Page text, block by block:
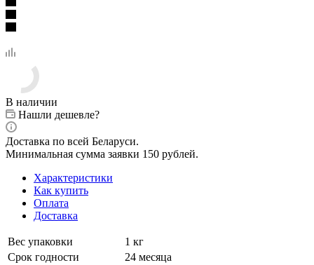
В наличии
Нашли дешевле?
Доставка по всей Беларуси.
Минимальная сумма заявки 150 рублей.
Характеристики
Как купить
Оплата
Доставка
Вес упаковки
1 кг
Срок годности
24 месяца